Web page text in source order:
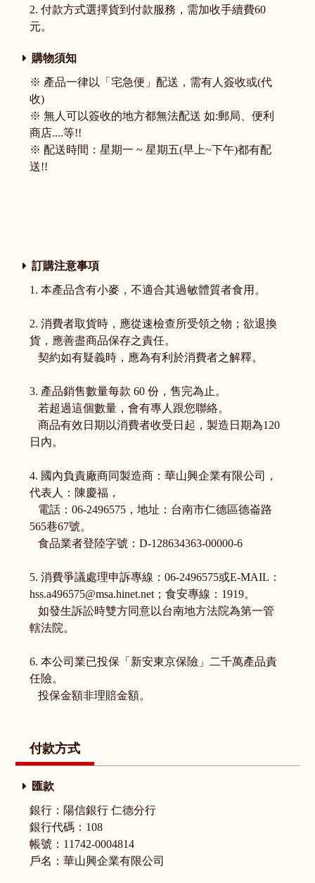
2. 付款方式選擇貨到付款服務，需加收手續費60
元。
購物須知
※ 產品一律以「宅急便」配送，需有人簽收或(代
收)
※ 無人可以簽收的地方都無法配送 如:郵局、便利
商店....等!!
※ 配送時間：星期一 ~ 星期五(早上~下午)都有配
送!!
訂購注意事項
1. 本產品含有小麥，不適合其過敏體質者食用。
2. 消費者取貨時，應從速檢查所受領之物；欲退換
貨，應善盡商品保存之責任。
契約如有疑義時，應為有利於消費者之解釋。
3. 產品銷售數量每款 60 份，售完為止。
若超過這個數量，會有專人跟您聯絡。
商品有效日期以消費者收受日起，製造日期為120
日內。
4. 國內負責廠商同製造商：華山興企業有限公司，
代表人：陳慶福，
電話：06-2496575，地址：台南市仁德區德崙路
565巷67號。
食品業者登陸字號：D-128634363-00000-6
5. 消費爭議處理申訴專線：06-2496575或E-MAIL：
hss.a496575@msa.hinet.net；食安專線：1919。
如發生訴訟時雙方同意以台南地方法院為第一管
轄法院。
6. 本公司業已投保「新安東京保險」二千萬產品責
任險。
投保金額非理賠金額。
付款方式
匯款
銀行：陽信銀行 仁德分行
銀行代碼：108
帳號：11742-0004814
戶名：華山興企業有限公司